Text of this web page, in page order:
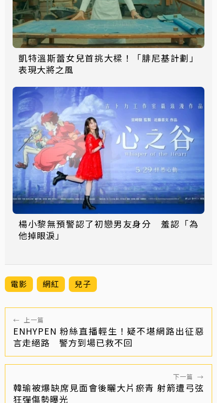
凱特溫斯蕾女兒首挑大樑！「腓尼基計劃」
表現大將之風
楊小黎無預警認了初戀男友身分 羞認「為
他掉眼淚」
電影 網紅 兒子
← 上一篇
ENHYPEN 粉絲直播輕生！疑不堪網路出征惡
言走絕路 警方到場已救不回
下一篇 →
韓瑜被爆缺席見面會後曬大片瘀青 射箭遭弓弦
狂彈傷勢曝光